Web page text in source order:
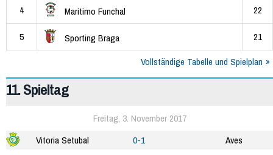
4 Maritimo Funchal 22
5 Sporting Braga
21
Vollständige Tabelle und Spielplan
11. Spieltag
Freitag, 3. November 2017
Vitoria Setubal
0-1
Aves